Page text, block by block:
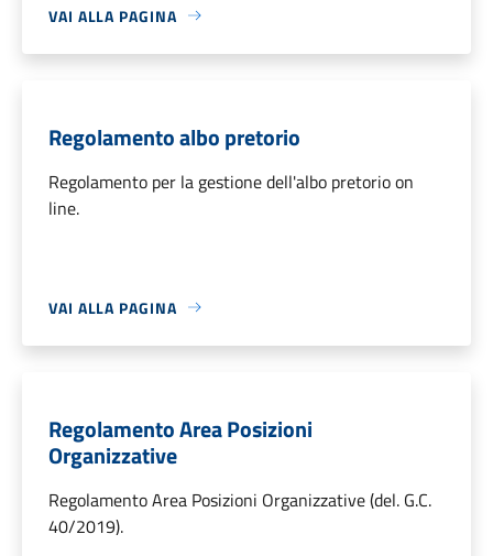
VAI ALLA PAGINA
Regolamento albo pretorio
Regolamento per la gestione dell'albo pretorio on
line.
VAI ALLA PAGINA
Regolamento Area Posizioni
Organizzative
Regolamento Area Posizioni Organizzative (del. G.C.
40/2019).